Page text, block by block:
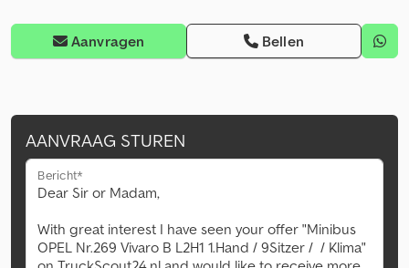
Aanvragen Bellen
AANVRAAG STUREN
Bericht*